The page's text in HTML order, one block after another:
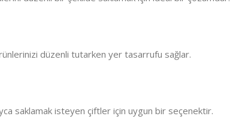
düzenli tutarken yer tasarrufu sağlar.
saklamak isteyen çiftler için uygun bir seçenektir.